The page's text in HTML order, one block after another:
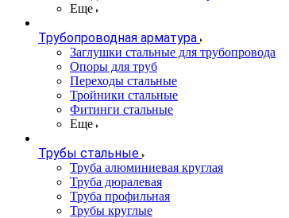
Еще
Трубопроводная арматура
Заглушки стальные для трубопровода
Опоры для труб
Переходы стальные
Тройники стальные
Фитинги стальные
Еще
Трубы стальные
Труба алюминиевая круглая
Труба дюралевая
Труба профильная
Трубы круглые